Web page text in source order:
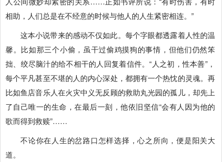
相助，人们总是在不经意的时候与他人的人生紧密相连。”
这本小说带来的感动不仅如此。每个字眼都透露着人性的温
馨。比如那三个小偷，虽干过偷鸡摸狗的事情，但他们仍然笨
拙、绞尽脑汁的给不相干的人回复着信件。“人之初，性本善”，
每个平凡甚至不堪的人的内心深处，都拥有一个热忱的灵魂。再
比如鱼店音乐人在火灾中义无反顾的救助丸光园的孤儿，却先上
了自己唯一的生命，在最后一刻，他依旧坚信“会有人因为他的
歌而得到救赎”……
不论你在人生的岔路口怎样选择，心之所向，便是阳关大
道。